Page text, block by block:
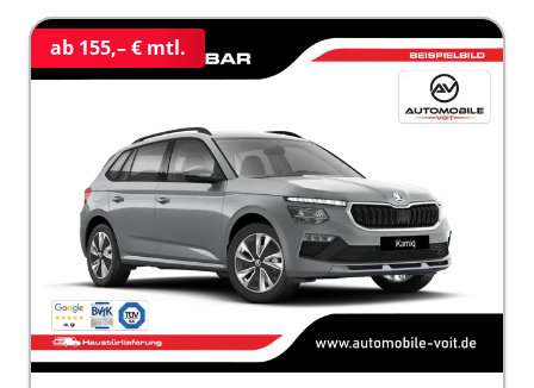
ab 155,– € mtl.